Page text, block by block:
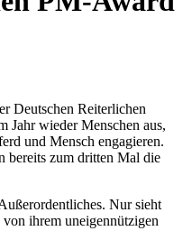
Deutschen Reiterlichen
Jahr wieder Menschen aus,
und Mensch engagieren.
bereits zum dritten Mal die
Nur sieht
ihrem uneigennützigen